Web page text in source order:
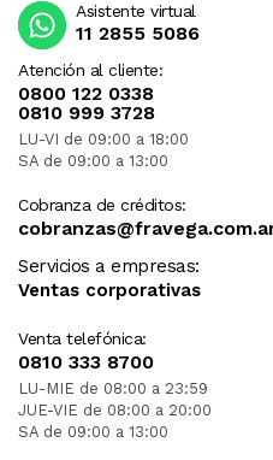
Atención al cliente:
0800 122 0338
0810 999 3728
LU-VI de 09:00 a 18:00
SA de 09:00 a 13:00
Cobranza de créditos:
Servicios a empresas:
Ventas corporativas
Venta telefónica:
0810 333 8700
LU-MIE de 08:00 a 23:59
JUE-VIE de 08:00 a 20:00
SA de 09:00 a 13:00
Asistente virtual
11 2855 5086